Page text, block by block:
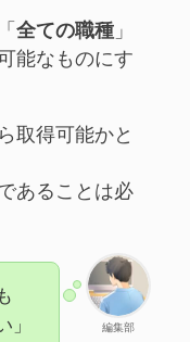
全ての職種」
能なものにす
取得可能かと
あることは必
編集部
」